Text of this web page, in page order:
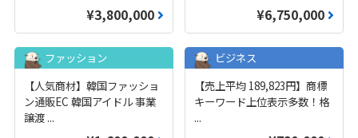
¥3,800,000 ¥6,750,000
ファッション
【人気商材】韓国ファッショ
ン通販EC 韓国アイドル 事業
譲渡 ...
ビジネス
【売上平均 189,823円】商標
キーワード上位表示多数！格
...